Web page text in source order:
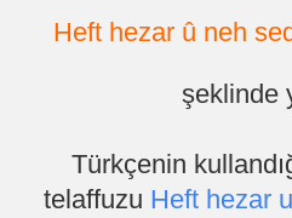
Heft hezar û neh
şeklinde
Türkçenin
telaffuzu Heft hezar